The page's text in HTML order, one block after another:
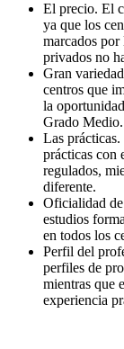
El precio. El
ya que los
marcados por
privados no
Gran
centros que
la
Grado Medio.
Las
prácticas con
regulados,
diferente.
Oficialidad
estudios
en todos los
Perfil del
perfiles de
mientras que
experiencia